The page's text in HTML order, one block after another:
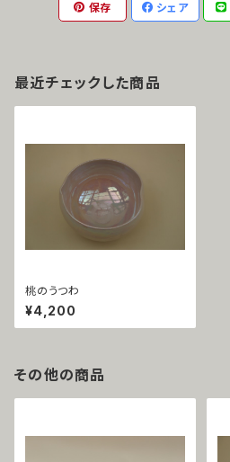
保存 シェア
最近チェックした商品
桃のうつわ
¥4,200
その他の商品